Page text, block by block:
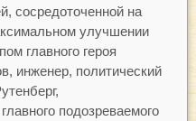
сосредоточенной на
улучшении
главного героя
инженер, политический
подозреваемого